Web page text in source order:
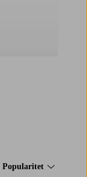
Popularitet